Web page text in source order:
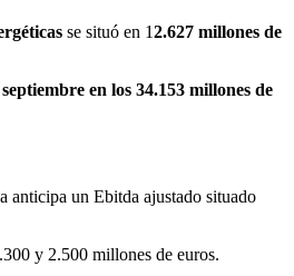
se situó en 12.627 millones de
en los 34.153 millones de
anticipa un Ebitda ajustado situado
y 2.500 millones de euros.